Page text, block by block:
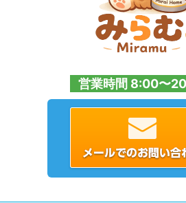
営業時間 8:00〜